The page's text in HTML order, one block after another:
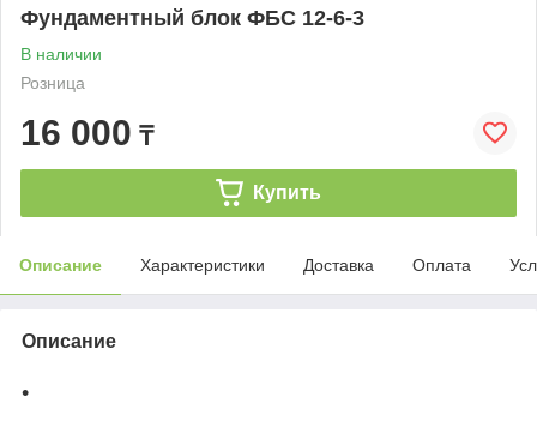
Фундаментный блок ФБС 12-6-3
В наличии
Розница
16 000 ₸
Купить
Описание Характеристики Доставка Оплата
Описание